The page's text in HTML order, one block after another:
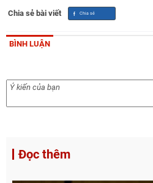
Chia sẻ bài viết
BÌNH LUẬN
Đọc thêm